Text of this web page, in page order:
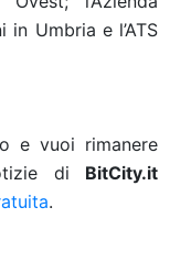
in Umbria e l’ATS
e vuoi rimanere
di BitCity.it
.